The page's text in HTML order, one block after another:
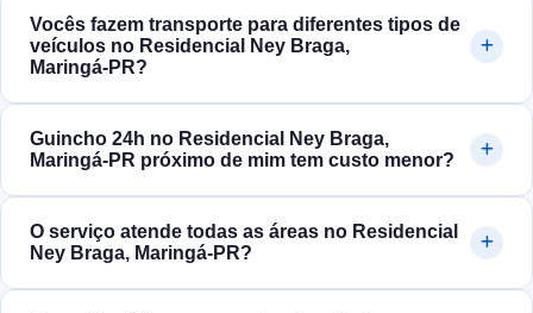
Vocês fazem transporte para diferentes tipos de
veículos no Residencial Ney Braga,
Maringá‑PR?
Guincho 24h no Residencial Ney Braga,
Maringá‑PR próximo de mim tem custo menor?
O serviço atende todas as áreas no Residencial
Ney Braga, Maringá‑PR?